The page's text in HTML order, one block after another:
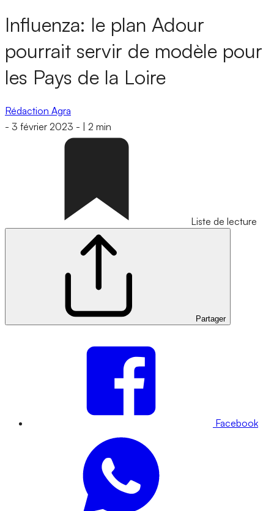
Influenza: le plan Adour
pourrait servir de modèle pour
les Pays de la Loire
Rédaction Agra
- 3 février 2023 - 2 min
Liste de lecture
Partager
Facebook